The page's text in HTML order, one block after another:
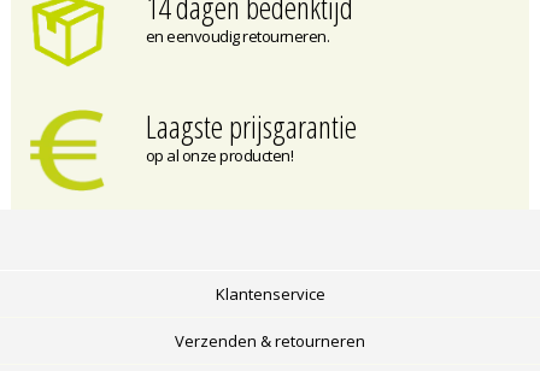
en eenvoudig retourneren.
Laagste prijsgarantie
op al onze producten!
Klantenservice
Verzenden & retourneren